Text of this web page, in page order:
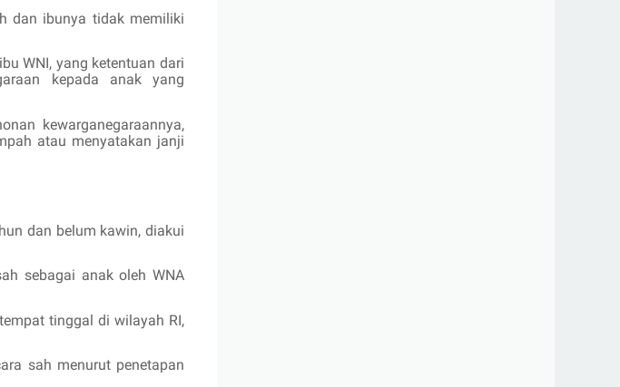
dan ibunya tidak memiliki
WNI, yang ketentuan dari
kepada anak yang
kewarganegaraannya,
atau menyatakan janji
dan belum kawin, diakui
sebagai anak oleh WNA
tinggal di wilayah RI,
sah menurut penetapan